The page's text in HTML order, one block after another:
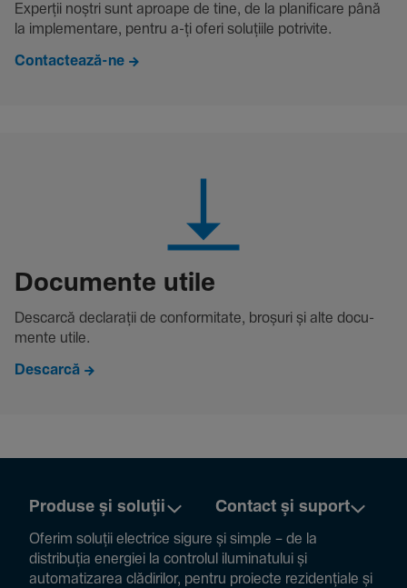
Experții noștri sunt aproape de tine, de la plani­fi­care până
la imple­men­tare, pentru a-ți oferi solu­țiile potri­vite.
Contactează-ne
Docu­mente utile
Descarcă decla­rații de conformitate, broșuri și alte docu­
mente utile.
Descarcă
Produse și soluții Contact și suport
Oferim soluții electrice sigure și simple – de la
distribuția energiei la controlul ilumi­na­tului și
auto­ma­ti­zarea clădi­rilor, pentru proiecte rezi­den­țiale și